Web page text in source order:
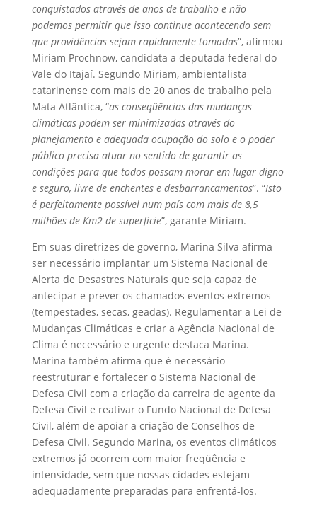
conquistados através de anos de trabalho e não
podemos permitir que isso continue acontecendo sem
que providências sejam rapidamente tomadas”, afirmou
Miriam Prochnow, candidata a deputada federal do
Vale do Itajaí. Segundo Miriam, ambientalista
catarinense com mais de 20 anos de trabalho pela
Mata Atlântica, “as conseqüências das mudanças
climáticas podem ser minimizadas através do
planejamento e adequada ocupação do solo e o poder
público precisa atuar no sentido de garantir as
condições para que todos possam morar em lugar digno
e seguro, livre de enchentes e desbarrancamentos”. “Isto
é perfeitamente possível num país com mais de 8,5
milhões de Km2 de superfície”, garante Miriam.
Em suas diretrizes de governo, Marina Silva afirma
ser necessário implantar um Sistema Nacional de
Alerta de Desastres Naturais que seja capaz de
antecipar e prever os chamados eventos extremos
(tempestades, secas, geadas). Regulamentar a Lei de
Mudanças Climáticas e criar a Agência Nacional de
Clima é necessário e urgente destaca Marina.
Marina também afirma que é necessário
reestruturar e fortalecer o Sistema Nacional de
Defesa Civil com a criação da carreira de agente da
Defesa Civil e reativar o Fundo Nacional de Defesa
Civil, além de apoiar a criação de Conselhos de
Defesa Civil. Segundo Marina, os eventos climáticos
extremos já ocorrem com maior freqüência e
intensidade, sem que nossas cidades estejam
adequadamente preparadas para enfrentá-los.